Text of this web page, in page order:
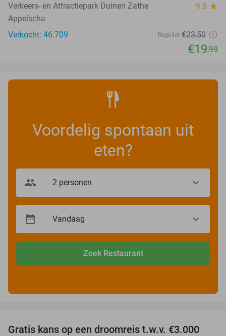
Verkeers- en Attractiepark Duinen Zathe 9.8 star
Appelscha
Verkocht: 46.709
Regulier €23,50
€19,99
Voordelig spontaan uit
eten?
Zoek Restaurant
Gratis kans op een droomreis t.w.v. €3.000